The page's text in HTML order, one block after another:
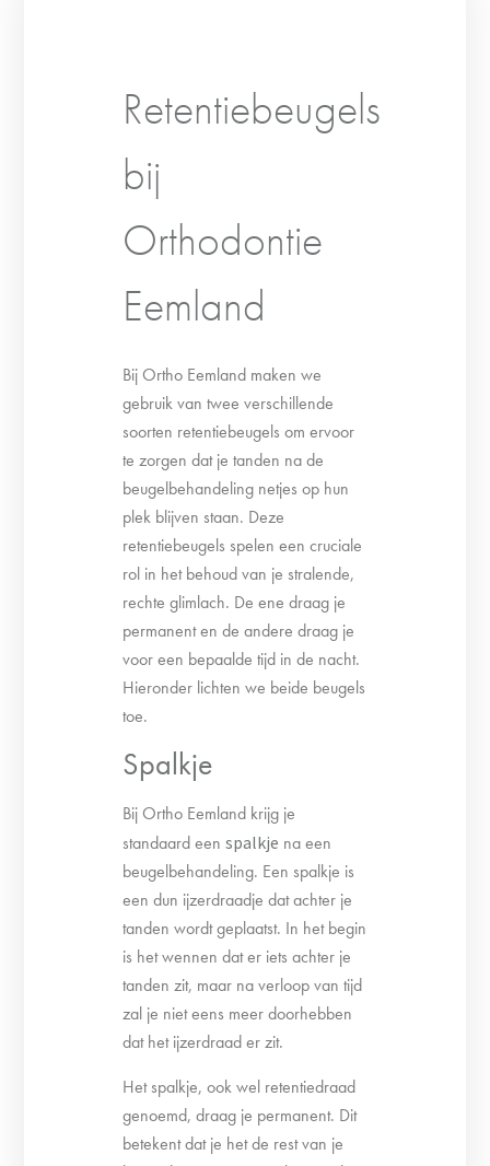
Retentiebeugels
bij
Orthodontie
Eemland
Bij Ortho Eemland maken we
gebruik van twee verschillende
soorten retentiebeugels om ervoor
te zorgen dat je tanden na de
beugelbehandeling netjes op hun
plek blijven staan. Deze
retentiebeugels spelen een cruciale
rol in het behoud van je stralende,
rechte glimlach. De ene draag je
permanent en de andere draag je
voor een bepaalde tijd in de nacht.
Hieronder lichten we beide beugels
toe.
Spalkje
Bij Ortho Eemland krijg je
standaard eenspalkje na een
beugelbehandeling. Een spalkje is
een dun ijzerdraadje dat achter je
tanden wordt geplaatst. In het begin
is het wennen dat er iets achter je
tanden zit, maar na verloop van tijd
zal je niet eens meer doorhebben
dat het ijzerdraad er zit.
Het spalkje, ook wel retentiedraad
genoemd, draag je permanent. Dit
betekent dat je het de rest van je